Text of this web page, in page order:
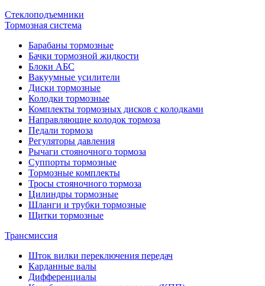
Стеклоподъемники
Тормозная система
Барабаны тормозные
Бачки тормозной жидкости
Блоки АБС
Вакуумные усилители
Диски тормозные
Колодки тормозные
Комплекты тормозных дисков с колодками
Направляющие колодок тормоза
Педали тормоза
Регуляторы давления
Рычаги стояночного тормоза
Суппорты тормозные
Тормозные комплекты
Тросы стояночного тормоза
Цилиндры тормозные
Шланги и трубки тормозные
Щитки тормозные
Трансмиссия
Шток вилки переключения передач
Карданные валы
Дифференциалы